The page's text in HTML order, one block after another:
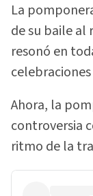
La
de su baile al
resonó en
Ahora, la
controversia
ritmo de la